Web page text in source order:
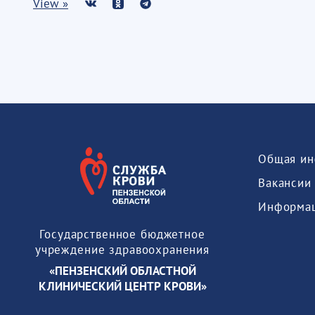
View »
Государственное бюджетное
учреждение здравоохранения
«ПЕНЗЕНСКИЙ ОБЛАСТНОЙ
КЛИНИЧЕСКИЙ ЦЕНТР КРОВИ»
Общая
Вакансии